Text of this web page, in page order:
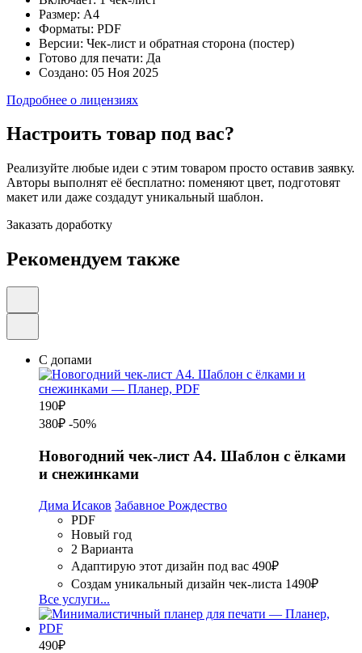
Размер: А4
Форматы: PDF
Версии: Чек-лист и обратная сторона (постер)
Готово для печати: Да
Создано: 05 Ноя 2025
Подробнее о лицензиях
Настроить товар под вас?
Реализуйте любые идеи с этим товаром просто оставив заявку.
Авторы выполнят её бесплатно: поменяют цвет, подготовят
макет или даже создадут уникальный шаблон.
Заказать доработку
Рекомендуем также
С допами
190₽
380₽ -50%
Новогодний чек-лист А4. Шаблон с ёлками
и снежинками
Дима Исаков Забавное Рождество
PDF
Новый год
2 Варианта
Адаптирую этот дизайн под вас 490₽
Создам уникальный дизайн чек-листа 1490₽
Все услуги...
490₽